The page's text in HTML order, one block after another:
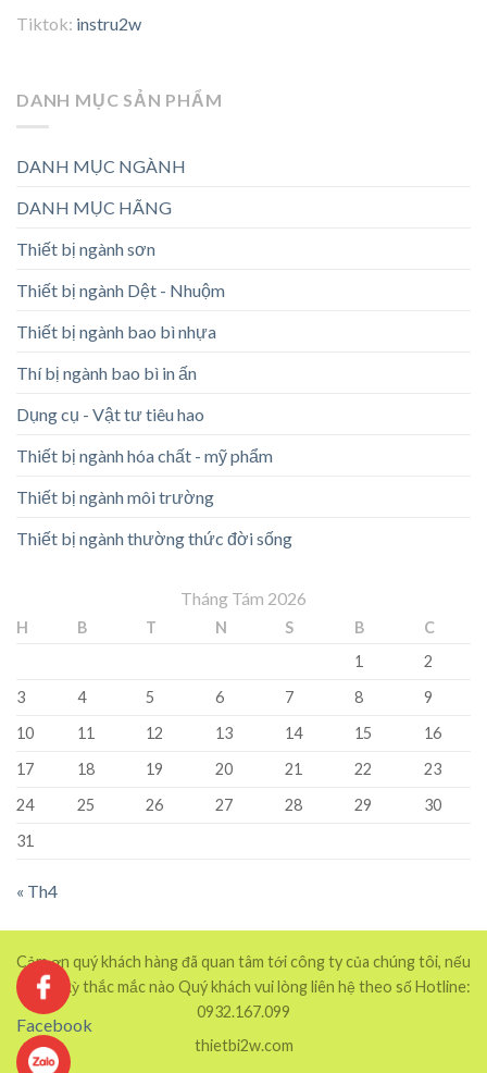
Tiktok: instru2w
DANH MỤC SẢN PHẨM
DANH MỤC NGÀNH
DANH MỤC HÃNG
Thiết bị ngành sơn
Thiết bị ngành Dệt - Nhuộm
Thiết bị ngành bao bì nhựa
Thí bị ngành bao bì in ấn
Dụng cụ - Vật tư tiêu hao
Thiết bị ngành hóa chất - mỹ phẩm
Thiết bị ngành môi trường
Thiết bị ngành thường thức đời sống
Tháng Tám 2026
H B T N S B
C
1
2
3
4 5 6 7 8
9
10
11 12 13 14 15
16
17
18 19 20 21 22
23
24
25 26 27 28 29
30
31
« Th4
Cảm ơn quý khách hàng đã quan tâm tới công ty của chúng tôi, nếu
có bất kỳ thắc mắc nào Quý khách vui lòng liên hệ theo số Hotline:
0932.167.099
thietbi2w.com
Facebook